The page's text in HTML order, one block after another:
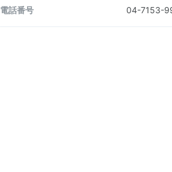
電話番号 04-7153-